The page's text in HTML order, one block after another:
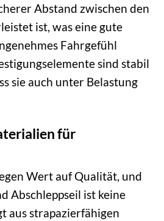
Abstand zwischen den
ist, was eine gute
Fahrgefühl
sind stabil
sie auch unter Belastung
für
Wert auf Qualität, und
Abschleppseil ist keine
aus strapazierfähigen